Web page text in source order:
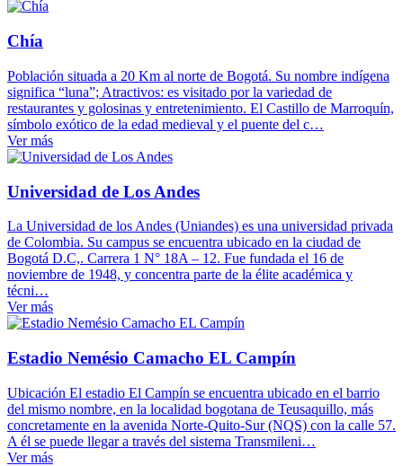
Chía
Población situada a 20 Km al norte de Bogotá. Su nombre indígena
significa “luna”; Atractivos: es visitado por la variedad de
restaurantes y golosinas y entretenimiento. El Castillo de Marroquín,
símbolo exótico de la edad medieval y el puente del c…
Ver más
Universidad de Los Andes
La Universidad de los Andes (Uniandes) es una universidad privada
de Colombia. Su campus se encuentra ubicado en la ciudad de
Bogotá D.C,. Carrera 1 N° 18A – 12. Fue fundada el 16 de
noviembre de 1948, y concentra parte de la élite académica y
técni…
Ver más
Estadio Nemésio Camacho EL Campín
Ubicación El estadio El Campín se encuentra ubicado en el barrio
del mismo nombre, en la localidad bogotana de Teusaquillo, más
concretamente en la avenida Norte-Quito-Sur (NQS) con la calle 57.
A él se puede llegar a través del sistema Transmileni…
Ver más